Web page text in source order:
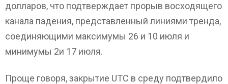
долларов, что подтверждает прорыв восходящего
канала падения, представленный линиями тренда,
соединяющими максимумы 26 и 10 июля и
минимумы 2и 17 июля.
Проще говоря, закрытие UTC в среду подтвердило